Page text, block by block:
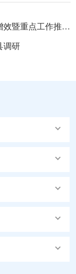
地区行署召开卫生健康提质增效暨重点工作推进会议
调研